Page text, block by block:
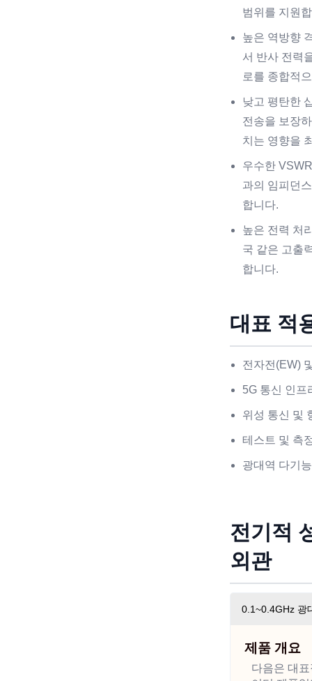
범위를 지원
높은 역방향
서 반사 전력
로를 종합적
낮고 평탄한
전송을 보장
치는 영향을
우수한
과의 임피던
합니다.
높은 전력 처
국 같은 고출
합니다.
대표 적
전자전(EW)
5G 통신 인프
위성 통신 및
테스트 및 측
광대역 다기
전기적
외관
0.1~0.4GHz 광
제품 개요
다음은 대